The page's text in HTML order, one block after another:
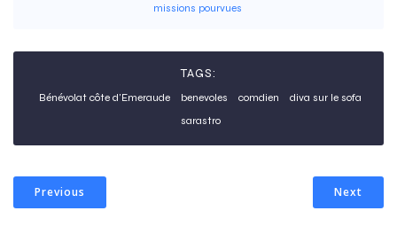
missions pourvues
TAGS:
Bénévolat côte d'Emeraude benevoles comdien
diva sur le sofa
sarastro
Previous Next